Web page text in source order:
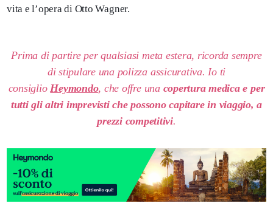
vita e l’opera di Otto Wagner.
Prima di partire per qualsiasi meta estera, ricorda sempre
di stipulare una polizza assicurativa. Io ti
consiglioHeymondo, che offre una copertura medica e per
tutti gli altri imprevisti che possono capitare in viaggio, a
prezzi competitivi.